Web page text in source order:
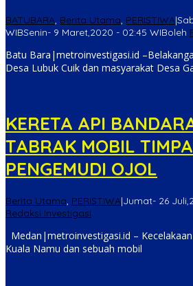
BATUBARA, Berita Utama, PERISTIWA|
WIBSenin- 9 Maret,2020 - 02:45 WIBoleh
Batu Bara|metroinvestigasi.id
Desa Lubuk Cuik dan masyarakat Desa
KERETA API
TABRAK MOBIL
PENGEMUDI OJOL
Berita Utama, PERISTIWA|Jumat- 26
Redaksi Investigasi
Medan|metroinvestigasi.id –
Kuala Namu dan sebuah mobil